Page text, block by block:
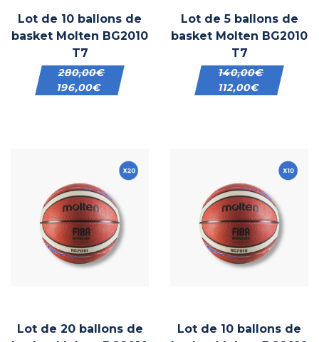
Lot de 10 ballons de
basket Molten BG2010
T7
280,00€
196,00€
Lot de 5 ballons de
basket Molten BG2010
T7
140,00€
112,00€
Lot de 20 ballons de
Lot de 10 ballons de